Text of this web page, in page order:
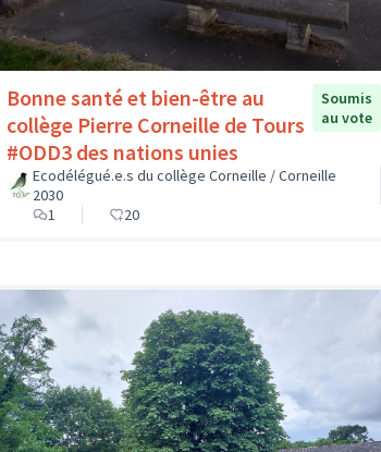
Bonne santé et bien-être au
collège Pierre Corneille de Tours
#ODD3 des nations unies
Soumis
au vote
Ecodélégué.e.s du collège Corneille / Corneille
2030
1
20